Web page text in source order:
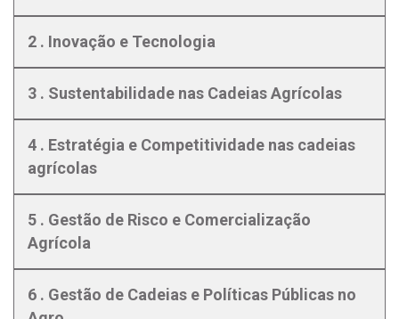
2 . Inovação e Tecnologia
3 . Sustentabilidade nas Cadeias Agrícolas
4 . Estratégia e Competitividade nas cadeias
agrícolas
5 . Gestão de Risco e Comercialização
Agrícola
6 . Gestão de Cadeias e Políticas Públicas no